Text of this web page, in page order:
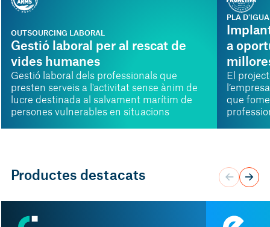
Gestió laboral per al rescat de
vides humanes
Gestió laboral dels professionals que
presten serveis a l'activitat sense ànim de
lucre destinada al salvament marítim de
persones vulnerables en situacions
OUTSOURCING LABORAL
a
El
que
seves
PLA
Productes destacats